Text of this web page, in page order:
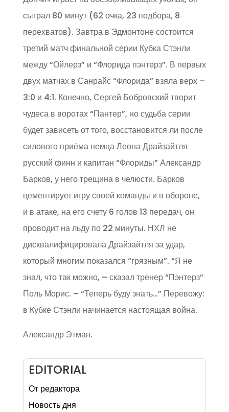
сыграл 80 минут (62 очка, 23 подбора, 8
перехватов). Завтра в Эдмонтоне состоится
третий матч финальной серии Кубка Стэнли
между “Ойлерз” и “Флорида пэнтерз”. В первых
двух матчах в Санрайс “Флорида” взяла верх –
3:0 и 4:1. Конечно, Сергей Бобровский творит
чудеса в воротах “Пантер”, но судьба серии
будет зависеть от того, восстановится ли после
силового приёма немца Леона Драйзайтля
русский финн и капитан “Флориды” Александр
Барков, у него трещина в челюсти. Барков
цементирует игру своей команды и в обороне,
и в атаке, на его счету 6 голов 13 передач, он
проводит на льду по 22 минуты. НХЛ не
дисквалифицировала Драйзайтля за удар,
который многим показался “грязным”. “Я не
знал, что так можно, – сказал тренер “Пэнтерз”
Поль Морис. – “Теперь буду знать…” Перевожу:
в Кубке Стэнли начинается настоящая война.
Александр Этман.
EDITORIAL
От редактора
Новость дня